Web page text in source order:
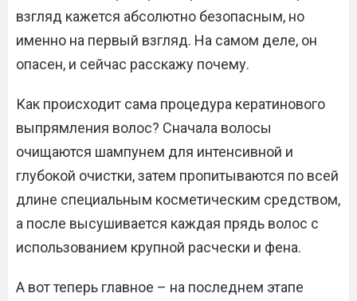
взгляд кажется абсолютно безопасным, но
именно на первый взгляд. На самом деле, он
опасен, и сейчас расскажу почему.
Как происходит сама процедура кератинового
выпрямления волос? Сначала волосы
очищаются шампунем для интенсивной и
глубокой очистки, затем пропитываются по всей
длине специальным косметическим средством,
а после высушивается каждая прядь волос с
использованием крупной расчески и фена.
А вот теперь главное – на последнем этапе